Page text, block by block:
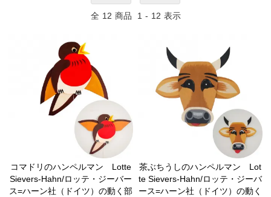
全 12 商品 1 - 12 表示
コマドリのハンペルマン Lotte
Sievers-Hahn/ロッテ・ジーバー
ス=ハーン社（ドイツ）の動く部
茶ぶちうしのハンペルマン Lot
te Sievers-Hahn/ロッテ・ジーバ
ース=ハーン社（ドイツ）の動く